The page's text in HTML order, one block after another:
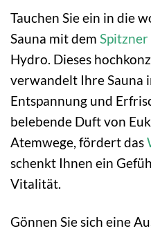
Tauchen Sie ein in die
Sauna mit dem Spitzner
Hydro. Dieses
verwandelt Ihre Sauna
Entspannung und
belebende Duft von
Atemwege, fördert das
schenkt Ihnen ein
Vitalität.
Gönnen Sie sich eine